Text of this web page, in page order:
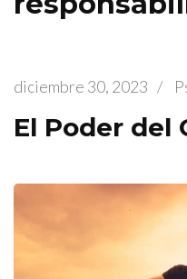
diciembre 30, 2023 /
El Poder del